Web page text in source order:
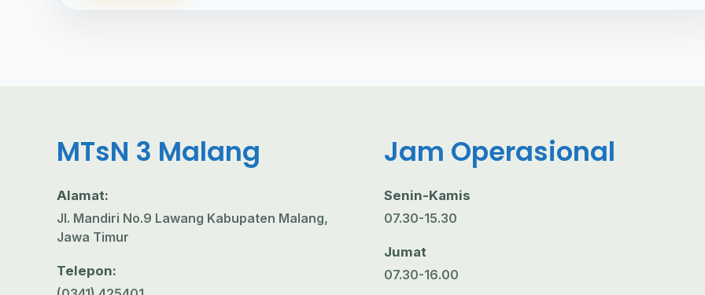
MTsN 3 Malang
Alamat:
Jl. Mandiri No.9 Lawang Kabupaten Malang,
Jawa Timur
Telepon:
Jam Operasional
Senin-Kamis
07.30-15.30
Jumat
07.30-16.00